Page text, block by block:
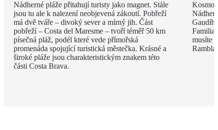
Nádherné pláže přitahují turisty jako magnet. Stále
jsou tu ale k nalezení neobjevená zákoutí. Pobřeží
má dvě tváře – divoký sever a mírný jih. Část
pobřeží – Costa del Maresme – tvoří téměř 50 km
písečná pláž, podél které vede přímořská
promenáda spojující turistická městečka. Krásné a
široké pláže jsou charakteristickým znakem této
části Costa Brava.
Familia
musíte